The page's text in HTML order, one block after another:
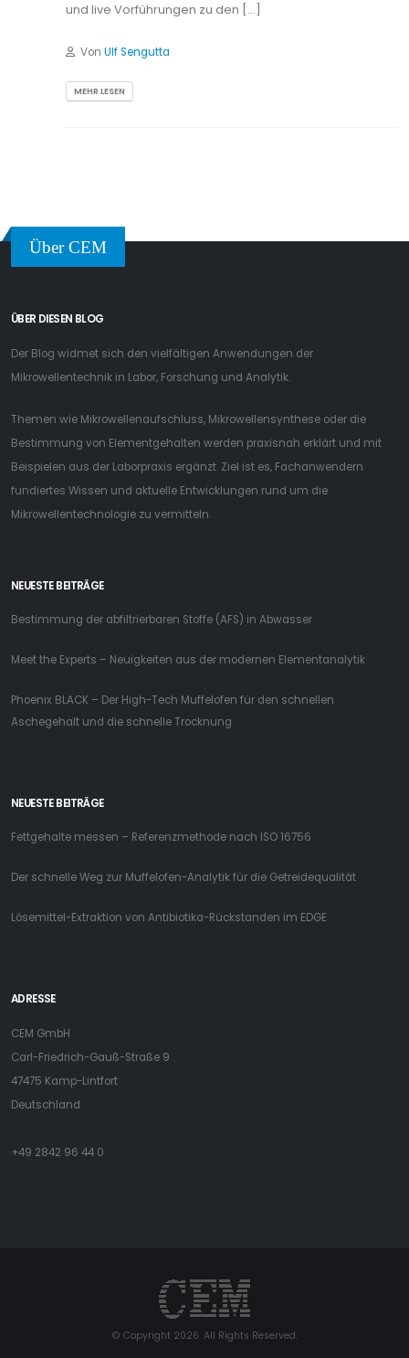
und live Vorführungen zu den […]
Von Ulf Sengutta
MEHR LESEN
Über CEM
ÜBER DIESEN BLOG
Der Blog widmet sich den vielfältigen Anwendungen der
Mikrowellentechnik in Labor, Forschung und Analytik.
Themen wie Mikrowellenaufschluss, Mikrowellensynthese oder die
Bestimmung von Elementgehalten werden praxisnah erklärt und mit
Beispielen aus der Laborpraxis ergänzt. Ziel ist es, Fachanwendern
fundiertes Wissen und aktuelle Entwicklungen rund um die
Mikrowellentechnologie zu vermitteln.
NEUESTE BEITRÄGE
Bestimmung der abfiltrierbaren Stoffe (AFS) in Abwasser
Meet the Experts – Neuigkeiten aus der modernen Elementanalytik
Phoenix BLACK – Der High-Tech Muffelofen für den schnellen
Aschegehalt und die schnelle Trocknung
NEUESTE BEITRÄGE
Fettgehalte messen – Referenzmethode nach ISO 16756
Der schnelle Weg zur Muffelofen-Analytik für die Getreidequalität
Lösemittel-Extraktion von Antibiotika-Rückstanden im EDGE
ADRESSE
CEM GmbH
Carl-Friedrich-Gauß-Straße 9
47475 Kamp-Lintfort
Deutschland
+49 2842 96 44 0
© Copyright 2026. All Rights Reserved.